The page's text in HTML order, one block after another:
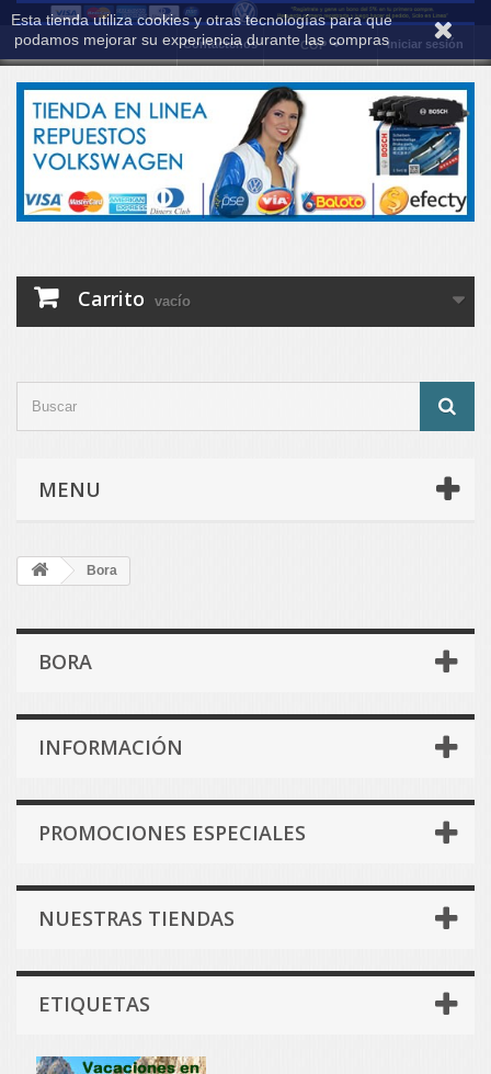
Iniciar sesión
COP
Contáctenos
Carrito vacío
MENU
Bora
BORA
INFORMACIÓN
PROMOCIONES ESPECIALES
NUESTRAS TIENDAS
ETIQUETAS
Esta tienda utiliza cookies y otras tecnologías para que
podamos mejorar su experiencia durante las compras